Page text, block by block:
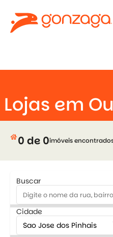
Lojas em
house0 de 0imóveis
Buscar
Cidade